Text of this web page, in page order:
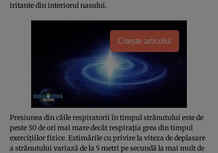
iritante din interiorul nasului.
Citește articolul
Presiunea din căile respiratorii în timpul strănutului este de
peste 30 de ori mai mare decât respirația grea din timpul
exercițiilor fizice. Estimările cu privire la viteza de deplasare
a strănutului variază de la 5 metri pe secundă la mai mult de